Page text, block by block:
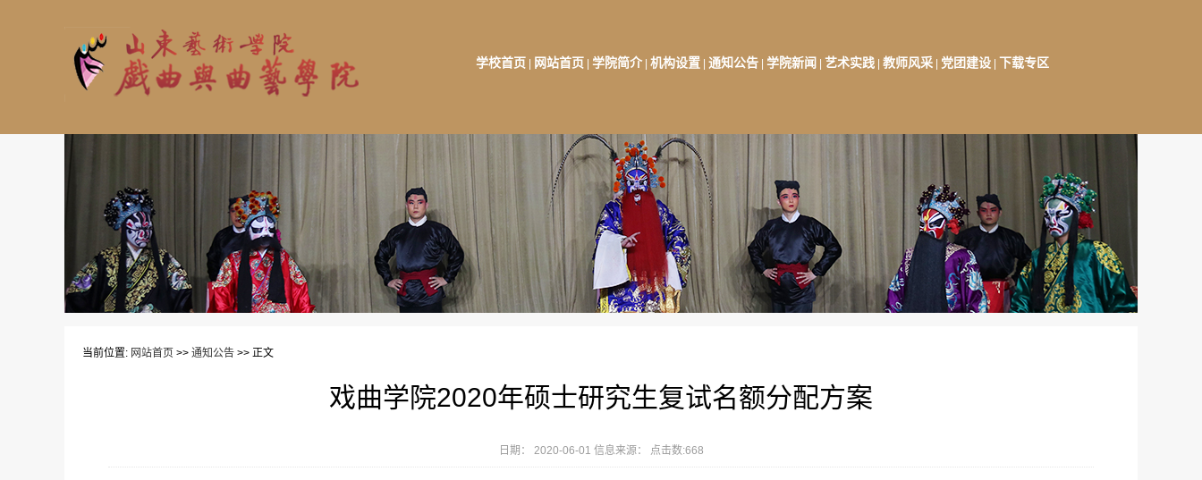
学校首页 网站首页 学院简介 机构设置 通知公告 学院新闻 艺术实践 教师风采 党团建设 下载专区
当前位置: 网站首页 >> 通知公告 >> 正文
戏曲学院2020年硕士研究生复试名额分配方案
日期： 2020-06-01 信息来源： 点击数:668